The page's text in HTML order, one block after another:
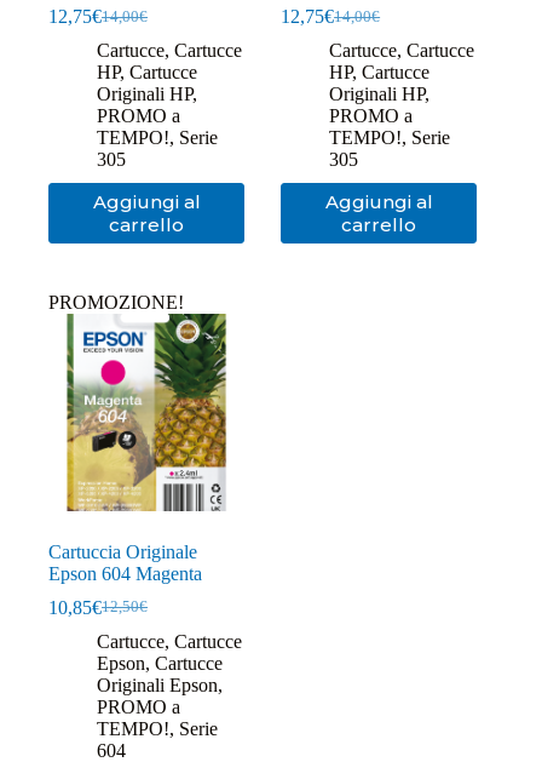
14,00€
Il
prezzo
originale
era:
14,00€.
12,75€Il
prezzo
attuale
è:
12,75€.
Cartucce, Cartucce
HP, Cartucce
Originali HP,
PROMO a
TEMPO!, Serie
305
Aggiungi al
carrello
14,00€
Il
prezzo
originale
era:
14,00€.
12,75€Il
prezzo
attuale
è:
12,75€.
Cartucce,Cartucce
HP,Cartucce
Originali HP,
PROMO a
TEMPO!, Serie
305
Aggiungi al
carrello
PROMOZIONE!
Cartuccia Originale
Epson 604 Magenta
12,50€
Il
prezzo
originale
era:
12,50€.
10,85€Il
prezzo
attuale
è:
10,85€.
Cartucce, Cartucce
Epson, Cartucce
Originali Epson,
PROMO a
TEMPO!, Serie
604